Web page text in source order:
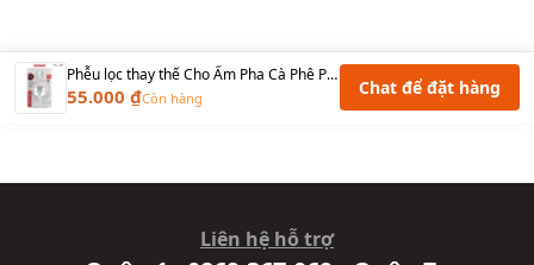
Phễu lọc thay thế Cho Ấm Pha Cà Phê Pedrini Kaffettiera - 1 Cup
55.000 ₫Còn hàng Chat để đặt hàng
Liên hệ hỗ trợ